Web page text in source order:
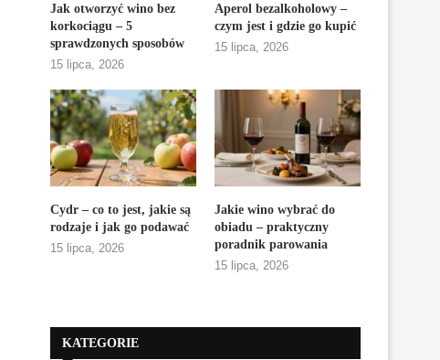
Jak otworzyć wino bez
korkociągu – 5
sprawdzonych sposobów
15 lipca, 2026
Aperol bezalkoholowy –
czym jest i gdzie go kupić
15 lipca, 2026
Cydr – co to jest, jakie są
rodzaje i jak go podawać
15 lipca, 2026
Jakie wino wybrać do
obiadu – praktyczny
poradnik parowania
15 lipca, 2026
KATEGORIE